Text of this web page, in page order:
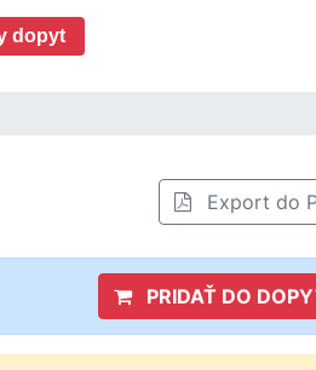
dopyt
Export do
PRIDAŤ DO